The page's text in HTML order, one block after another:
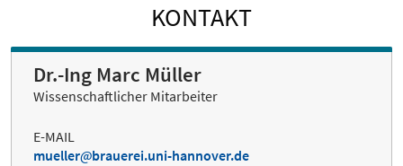
KONTAKT
Dr.-Ing Marc Müller
Wissenschaftlicher Mitarbeiter
E-MAIL
mueller
brauerei.uni-hannover.de